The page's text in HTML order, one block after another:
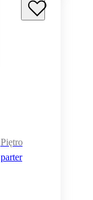
Piętro
parter